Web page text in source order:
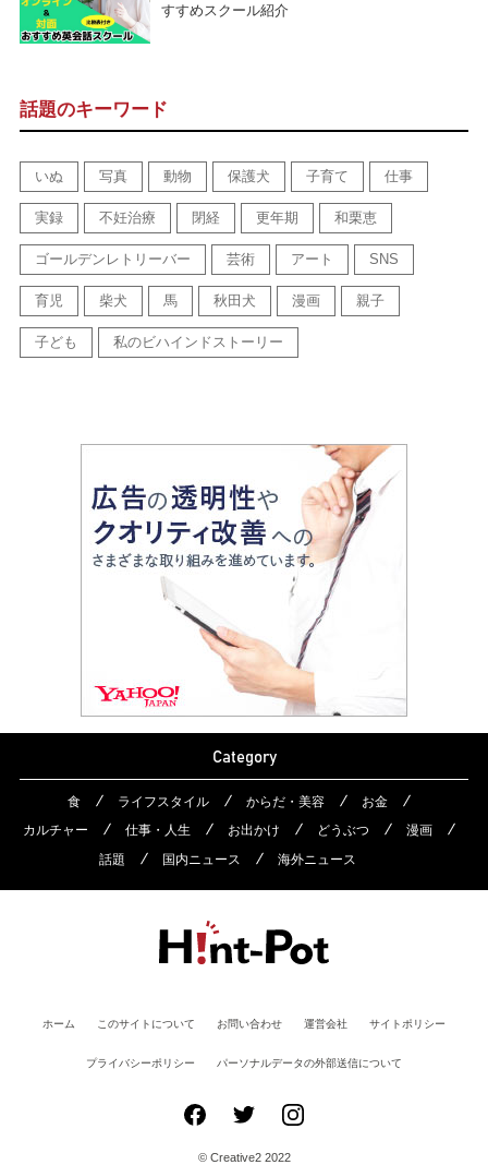
すすめスクール紹介
話題のキーワード
いぬ 写真 動物 保護犬 子育て 仕事
実録 不妊治療 閉経 更年期 和栗恵
ゴールデンレトリーバー 芸術 アート SNS
育児 柴犬 馬 秋田犬 漫画 親子
子ども 私のビハインドストーリー
Category
食 ライフスタイル からだ・美容
お金
カルチャー
仕事・人生 お出かけ どうぶつ
漫画
話題
国内ニュース 海外ニュース
ホーム このサイトについて お問い合わせ 運営会社 サイトポリシー
プライバシーポリシー パーソナルデータの外部送信について
© Creative2 2022